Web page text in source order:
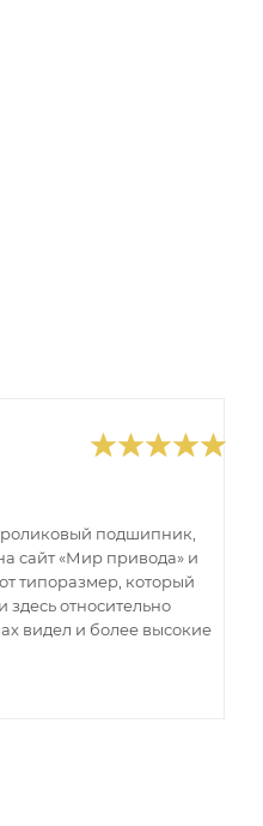
подшипник,
сайт «Мир привода» и
типоразмер, который
относительно
видел и более высокие